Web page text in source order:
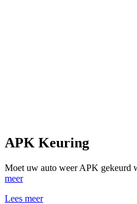
APK Keuring
Moet uw auto weer APK gekeurd
meer
Lees meer